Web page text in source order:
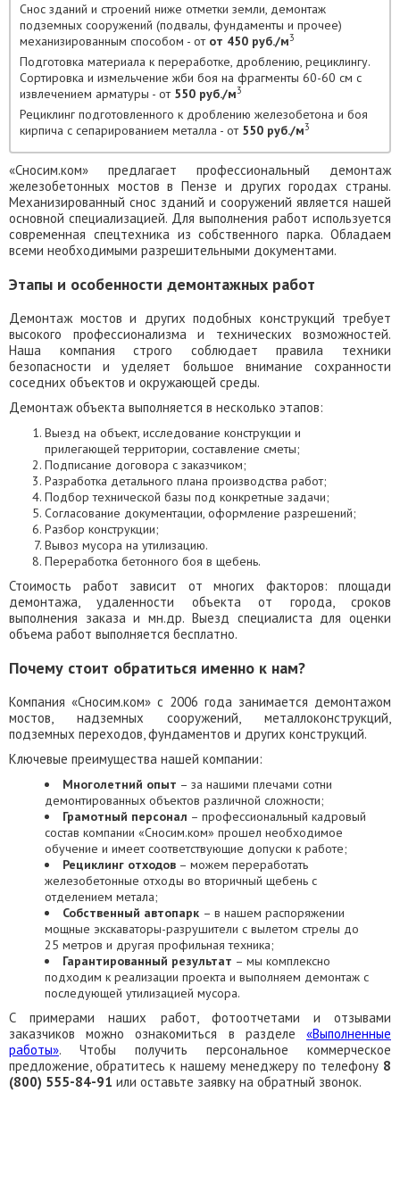
Снос зданий и строений ниже отметки земли, демонтаж
подземных сооружений (подвалы, фундаменты и прочее)
механизированным способом - от от 450 руб./м3
Подготовка материала к переработке, дроблению, рециклингу.
Сортировка и измельчение жби боя на фрагменты 60-60 см с
извлечением арматуры - от 550 руб./м3
Рециклинг подготовленного к дроблению железобетона и боя
кирпича с сепарированием металла - от 550 руб./м3
«Сносим.ком» предлагает профессиональный демонтаж
железобетонных мостов в Пензе и других городах страны.
Механизированный снос зданий и сооружений является нашей
основной специализацией. Для выполнения работ используется
современная спецтехника из собственного парка. Обладаем
всеми необходимыми разрешительными документами.
Этапы и особенности демонтажных работ
Демонтаж мостов и других подобных конструкций требует
высокого профессионализма и технических возможностей.
Наша компания строго соблюдает правила техники
безопасности и уделяет большое внимание сохранности
соседних объектов и окружающей среды.
Демонтаж объекта выполняется в несколько этапов:
Выезд на объект, исследование конструкции и
прилегающей территории, составление сметы;
Подписание договора с заказчиком;
Разработка детального плана производства работ;
Подбор технической базы под конкретные задачи;
Согласование документации, оформление разрешений;
Разбор конструкции;
Вывоз мусора на утилизацию.
Переработка бетонного боя в щебень.
Стоимость работ зависит от многих факторов: площади
демонтажа, удаленности объекта от города, сроков
выполнения заказа и мн.др. Выезд специалиста для оценки
объема работ выполняется бесплатно.
Почему стоит обратиться именно к нам?
Компания «Сносим.ком» с 2006 года занимается демонтажом
мостов, надземных сооружений, металлоконструкций,
подземных переходов, фундаментов и других конструкций.
Ключевые преимущества нашей компании:
Многолетний опыт – за нашими плечами сотни
демонтированных объектов различной сложности;
Грамотный персонал – профессиональный кадровый
состав компании «Сносим.ком» прошел необходимое
обучение и имеет соответствующие допуски к работе;
Рециклинг отходов – можем переработать
железобетонные отходы во вторичный щебень с
отделением метала;
Собственный автопарк – в нашем распоряжении
мощные экскаваторы-разрушители с вылетом стрелы до
25 метров и другая профильная техника;
Гарантированный результат – мы комплексно
подходим к реализации проекта и выполняем демонтаж с
последующей утилизацией мусора.
С примерами наших работ, фотоотчетами и отзывами
заказчиков можно ознакомиться в разделе «Выполненные
работы». Чтобы получить персональное коммерческое
предложение, обратитесь к нашему менеджеру по телефону 8
(800) 555-84-91 или оставьте заявку на обратный звонок.